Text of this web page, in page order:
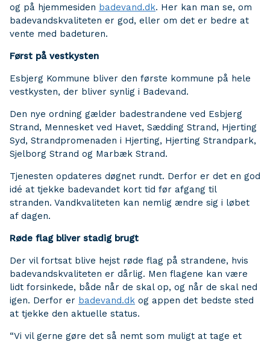
og på hjemmesiden badevand.dk. Her kan man se, om
badevandskvaliteten er god, eller om det er bedre at
vente med badeturen.
Først på vestkysten
Esbjerg Kommune bliver den første kommune på hele
vestkysten, der bliver synlig i Badevand.
Den nye ordning gælder badestrandene ved Esbjerg
Strand, Mennesket ved Havet, Sædding Strand, Hjerting
Syd, Strandpromenaden i Hjerting, Hjerting Strandpark,
Sjelborg Strand og Marbæk Strand.
Tjenesten opdateres døgnet rundt. Derfor er det en god
idé at tjekke badevandet kort tid før afgang til
stranden. Vandkvaliteten kan nemlig ændre sig i løbet
af dagen.
Røde flag bliver stadig brugt
Der vil fortsat blive hejst røde flag på strandene, hvis
badevandskvaliteten er dårlig. Men flagene kan være
lidt forsinkede, både når de skal op, og når de skal ned
igen. Derfor er badevand.dk og appen det bedste sted
at tjekke den aktuelle status.
“Vi vil gerne gøre det så nemt som muligt at tage et